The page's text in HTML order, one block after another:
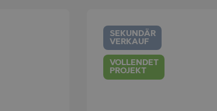
SEKUNDÄR
VERKAUF
VOLLENDET
PROJEKT